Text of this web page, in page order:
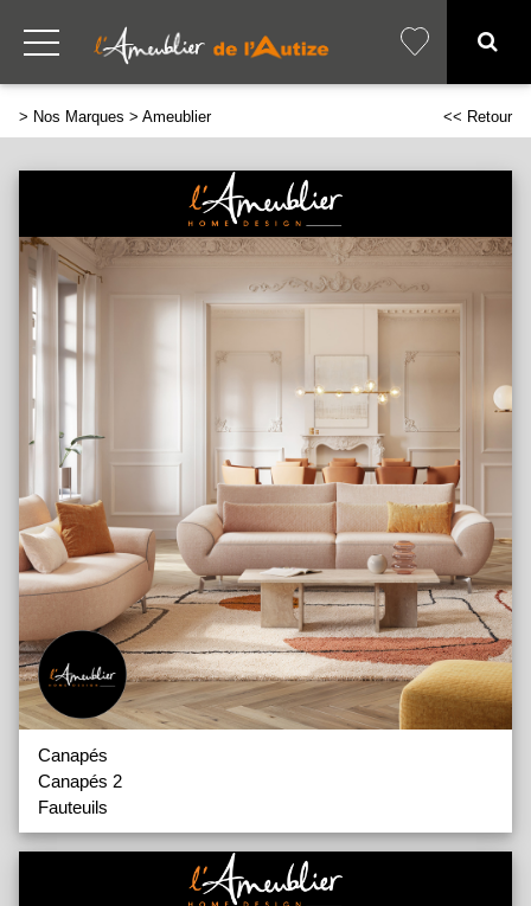
> Nos Marques > Ameublier << Retour
Canapés
Canapés 2
Fauteuils